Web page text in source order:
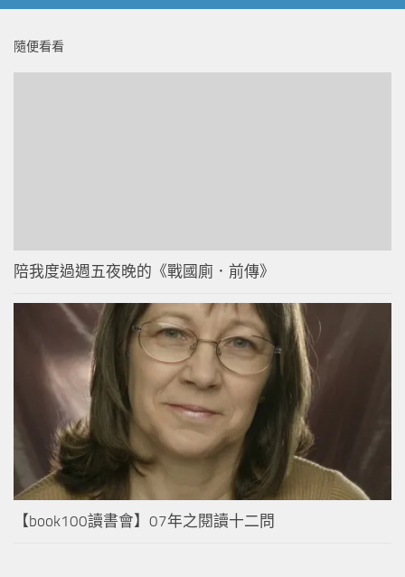
隨便看看
陪我度過週五夜晚的《戰國廁．前傳》
【book100讀書會】07年之閱讀十二問